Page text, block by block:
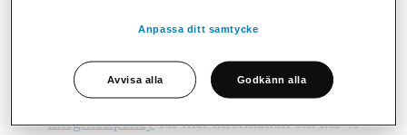
PostNord Strålfors sparar mina uppgifter och kan
använda dem för att kontakta mig.Se vår
integritetspolicyför mer information om hur vi
Anpassa ditt samtycke
Avvisa alla Godkänn alla